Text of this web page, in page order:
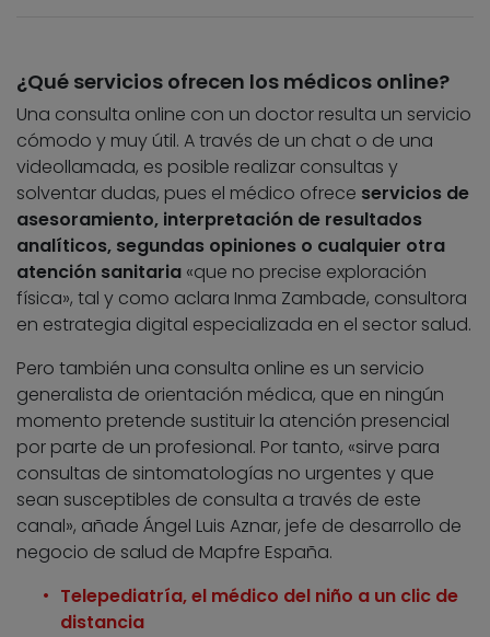
¿Qué servicios ofrecen los médicos online?
Una consulta online con un doctor resulta un servicio
cómodo y muy útil. A través de un chat o de una
videollamada, es posible realizar consultas y
solventar dudas, pues el médico ofrece servicios de
asesoramiento, interpretación de resultados
analíticos, segundas opiniones o cualquier otra
atención sanitaria «que no precise exploración
física», tal y como aclara Inma Zambade, consultora
en estrategia digital especializada en el sector salud.
Pero también una consulta online es un servicio
generalista de orientación médica, que en ningún
momento pretende sustituir la atención presencial
por parte de un profesional. Por tanto, «sirve para
consultas de sintomatologías no urgentes y que
sean susceptibles de consulta a través de este
canal», añade Ángel Luis Aznar, jefe de desarrollo de
negocio de salud de Mapfre España.
Telepediatría, el médico del niño a un clic de
distancia